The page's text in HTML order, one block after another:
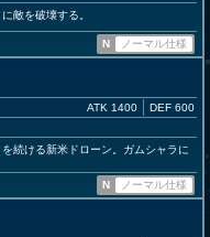
敵を破壊する。
N ノーマル仕様
ATK 1400 DEF 600
続ける新米ドローン。ガムシャラに
N
ノーマル仕様